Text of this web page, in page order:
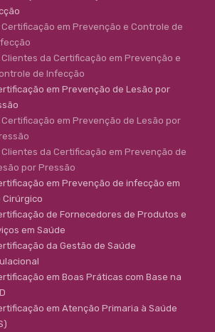
Certificação em Prevenção e Controle de
Clientes da Certificação em Prevenção e
de Infecção
em Prevenção de Lesão por
Certificação em Prevenção de Lesão por
Clientes da Certificação em Prevenção de
por Pressão
em Prevenção de infecção em
Cirúrgico
de Fornecedores de Produtos e
em Saúde
da Gestão de Saúde
em Boas Práticas com Base na
em Atenção Primaria à Saúde